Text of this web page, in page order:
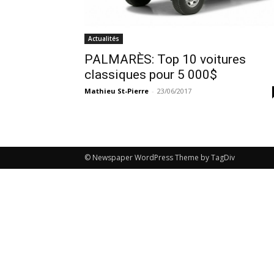
Actualités
PALMARÈS: Top 10 voitures
classiques pour 5 000$
Mathieu St-Pierre - 23/06/2017
© Newspaper WordPress Theme by TagDiv